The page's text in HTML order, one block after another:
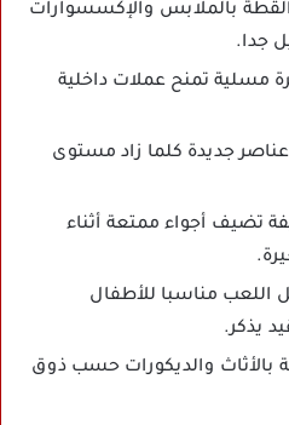
بالملابس والإكسسوارات
جدا.
مسلية تمنح عملات داخلية
جديدة كلما زاد مستوى
تضيف أجواء ممتعة أثناء
مناسبا للأطفال
يذكر.
بالأثاث والديكورات حسب ذوق